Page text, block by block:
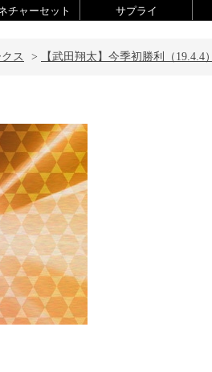
チャーセット サプライ
ス > 【武田翔太】今季初勝利（19.4.4）